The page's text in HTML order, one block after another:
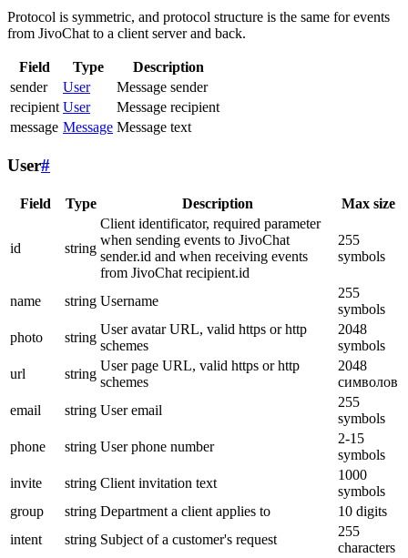
Protocol is symmetric, and protocol structure is the same for events
from JivoChat to a client server and back.
Field Type
Description
sender
User
Message sender
recipient User
Message recipient
message Message Message text
User#
Field Type Description Max size
id string
Client identificator, required parameter
when sending events to JivoChat
sender.id and when receiving events
from JivoChat recipient.id
255
symbols
name string Username
255
symbols
photo
string
User avatar URL, valid https or http
schemes
2048
symbols
url
string
User page URL, valid https or http
schemes
2048
символов
email
string User email
255
symbols
phone
string User phone number
2-15
symbols
invite
string Client invitation text
1000
symbols
group
string Department a client applies to
10 digits
intent
string Subject of a customer's request
255
characters